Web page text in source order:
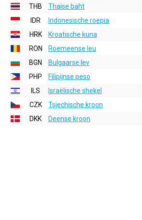
THB
Thaise baht
IDR
Indonesische roepia
HRK
Kroatische kuna
RON
Roemeense leu
BGN
Bulgaarse lev
PHP
Filipijnse peso
ILS
Israëlische shekel
CZK
Tsjechische kroon
DKK
Deense kroon